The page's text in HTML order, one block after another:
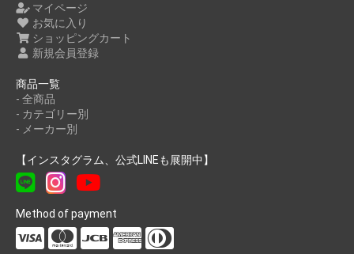
マイページ
お気に入り
ショッピングカート
新規会員登録
商品一覧
- 全商品
- カテゴリー別
- メーカー別
【インスタグラム、公式LINEも展開中】
Method of payment